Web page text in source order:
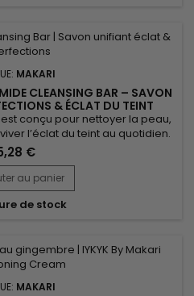
MAKARI
CLEANSING BAR – SAVON
& ÉCLAT DU TEINT
conçu pour nettoyer la peau,
l’éclat du teint au quotidien.
Bar associe le beurre de
propriétés nourrissantes, au
la peau et à rééquilibrer
en guarana tonifiant et en...
€
au panier
de stock
MAKARI